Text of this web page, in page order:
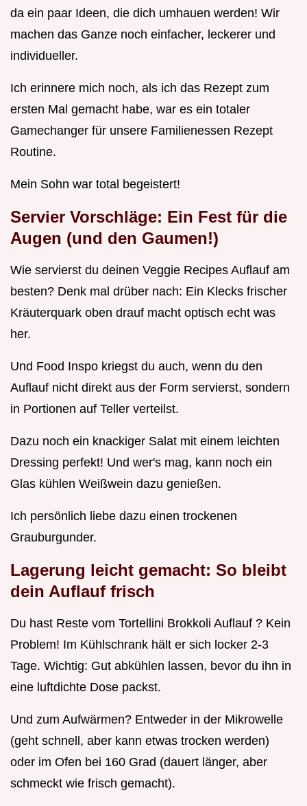
da ein paar Ideen, die dich umhauen werden! Wir
machen das Ganze noch einfacher, leckerer und
individueller.
Ich erinnere mich noch, als ich das Rezept zum
ersten Mal gemacht habe, war es ein totaler
Gamechanger für unsere Familienessen Rezept
Routine.
Mein Sohn war total begeistert!
Servier Vorschläge: Ein Fest für die
Augen (und den Gaumen!)
Wie servierst du deinen Veggie Recipes Auflauf am
besten? Denk mal drüber nach: Ein Klecks frischer
Kräuterquark oben drauf macht optisch echt was
her.
Und Food Inspo kriegst du auch, wenn du den
Auflauf nicht direkt aus der Form servierst, sondern
in Portionen auf Teller verteilst.
Dazu noch ein knackiger Salat mit einem leichten
Dressing perfekt! Und wer's mag, kann noch ein
Glas kühlen Weißwein dazu genießen.
Ich persönlich liebe dazu einen trockenen
Grauburgunder.
Lagerung leicht gemacht: So bleibt
dein Auflauf frisch
Du hast Reste vom Tortellini Brokkoli Auflauf ? Kein
Problem! Im Kühlschrank hält er sich locker 2-3
Tage. Wichtig: Gut abkühlen lassen, bevor du ihn in
eine luftdichte Dose packst.
Und zum Aufwärmen? Entweder in der Mikrowelle
(geht schnell, aber kann etwas trocken werden)
oder im Ofen bei 160 Grad (dauert länger, aber
schmeckt wie frisch gemacht).